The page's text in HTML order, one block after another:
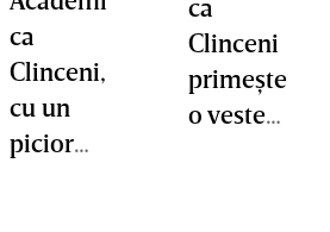
ca
Clinceni,
cu un
picior
ca
Clinceni
primeşte
o veste